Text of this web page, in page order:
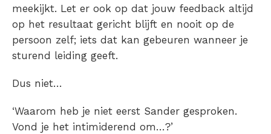
meekijkt. Let er ook op dat jouw feedback altijd
op het resultaat gericht blijft en nooit op de
persoon zelf; iets dat kan gebeuren wanneer je
sturend leiding geeft.
Dus niet…
‘Waarom heb je niet eerst Sander gesproken.
Vond je het intimiderend om…?’